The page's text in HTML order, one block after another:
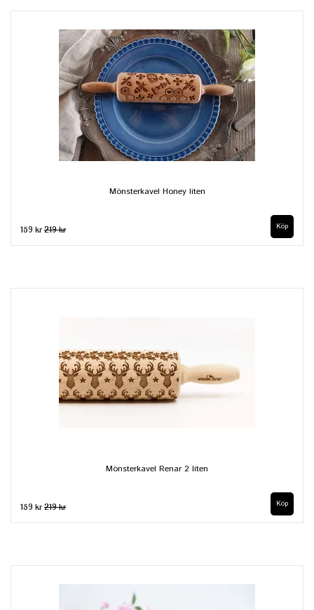
Mönsterkavel Honey liten
159 kr219 kr
Mönsterkavel Renar 2 liten
159 kr219 kr